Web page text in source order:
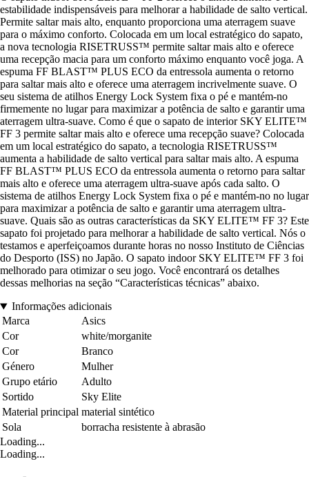
estabilidade indispensáveis para melhorar a habilidade de salto vertical.
Permite saltar mais alto, enquanto proporciona uma aterragem suave
para o máximo conforto. Colocada em um local estratégico do sapato,
a nova tecnologia RISETRUSS™ permite saltar mais alto e oferece
uma recepção macia para um conforto máximo enquanto você joga. A
espuma FF BLAST™ PLUS ECO da entressola aumenta o retorno
para saltar mais alto e oferece uma aterragem incrivelmente suave. O
seu sistema de atilhos Energy Lock System fixa o pé e mantém-no
firmemente no lugar para maximizar a potência de salto e garantir uma
aterragem ultra-suave. Como é que o sapato de interior SKY ELITE™
FF 3 permite saltar mais alto e oferece uma recepção suave? Colocada
em um local estratégico do sapato, a tecnologia RISETRUSS™
aumenta a habilidade de salto vertical para saltar mais alto. A espuma
FF BLAST™ PLUS ECO da entressola aumenta o retorno para saltar
mais alto e oferece uma aterragem ultra-suave após cada salto. O
sistema de atilhos Energy Lock System fixa o pé e mantém-no no lugar
para maximizar a potência de salto e garantir uma aterragem ultra-
suave. Quais são as outras características da SKY ELITE™ FF 3? Este
sapato foi projetado para melhorar a habilidade de salto vertical. Nós o
testamos e aperfeiçoamos durante horas no nosso Instituto de Ciências
do Desporto (ISS) no Japão. O sapato indoor SKY ELITE™ FF 3 foi
melhorado para otimizar o seu jogo. Você encontrará os detalhes
dessas melhorias na seção “Características técnicas” abaixo.
Informações adicionais
Marca
Asics
Cor
white/morganite
Cor
Branco
Género
Mulher
Grupo etário
Adulto
Sortido
Sky Elite
Material principal material sintético
Sola
borracha resistente à abrasão
Loading...
Loading...